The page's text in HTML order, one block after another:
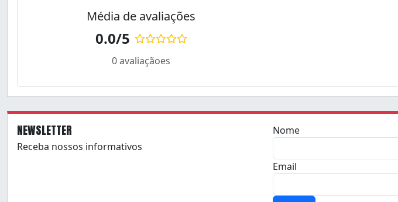
Média de avaliações
0.0/5
0 avaliaçãoes
NEWSLETTER
Receba nossos informativos
Nome
Email